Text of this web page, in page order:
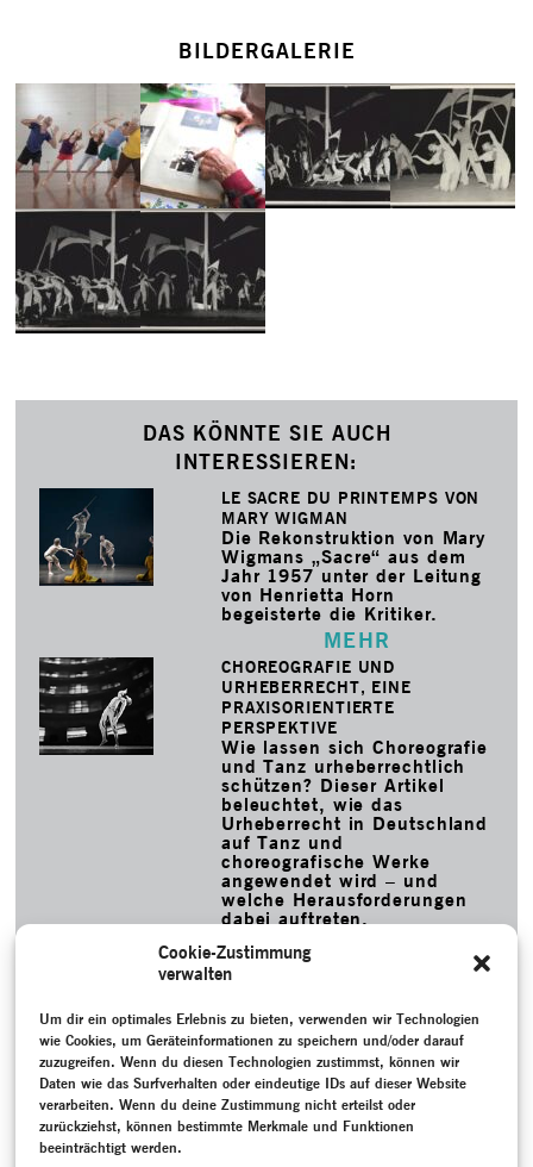
Cookie-Zustimmung
verwalten
Um dir ein optimales Erlebnis zu bieten, verwenden wir Technologien
wie Cookies, um Geräteinformationen zu speichern und/oder darauf
zuzugreifen. Wenn du diesen Technologien zustimmst, können wir
Daten wie das Surfverhalten oder eindeutige IDs auf dieser Website
verarbeiten. Wenn du deine Zustimmung nicht erteilst oder
zurückziehst, können bestimmte Merkmale und Funktionen
beeinträchtigt werden.
BILDERGALERIE
DAS KÖNNTE SIE AUCH
INTERESSIEREN:
LE SACRE DU PRINTEMPS VON
MARY WIGMAN
Die Rekonstruktion von Mary
Wigmans „Sacre“ aus dem
Jahr 1957 unter der Leitung
von Henrietta Horn
begeisterte die Kritiker.
MEHR
CHOREOGRAFIE UND
URHEBERRECHT, EINE
PRAXISORIENTIERTE
PERSPEKTIVE
Wie lassen sich Choreografie
und Tanz urheberrechtlich
schützen? Dieser Artikel
beleuchtet, wie das
Urheberrecht in Deutschland
auf Tanz und
choreografische Werke
angewendet wird – und
welche Herausforderungen
dabei auftreten.
Aufzeichnung–Bodenwieser Archiv–Bodenwieser, Gertrud
Brown, Carol –Christofis, Lee– Claux, Moira–Cuckson,
Barbara–Dunlop Mac Tavish, Shona –Emigration–
Erinnerung –Errand into the Maze–Forsythe, William–
Gespräch / Interview–Kurt Schwaen Archiv–Larbig,
Thorsten–Migration–Musik–National Library of Australia
Nationalsozialismus (1933-1945)
–